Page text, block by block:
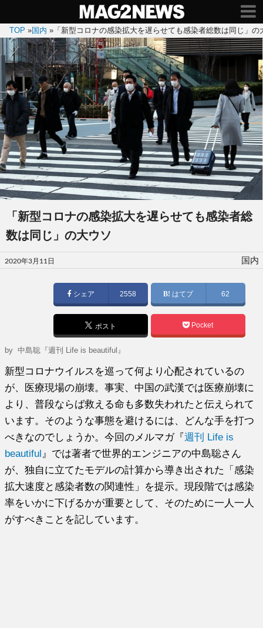
TOP »国内 » 「新型コロナの感染拡大を遅らせても感染者総数は同じ」の
「新型コロナの感染拡大を遅らせても感染者総
数は同じ」の大ウソ
投
稿
2020年3月11日 国内
シェア 2558 はてブ 62
ポスト Pocket
by中島聡『週刊 Life is beautiful』
新型コロナウイルスを巡って何より心配されているの
が、医療現場の崩壊。事実、中国の武漢では医療崩壊に
より、普段ならば救える命も多数失われたと伝えられて
います。そのような事態を避けるには、どんな手を打つ
べきなのでしょうか。今回のメルマガ『週刊 Life is
beautiful 』では著者で世界的エンジニアの中島聡さん
が、独自に立てたモデルの計算から導き出された「感染
拡大速度と感染者数の関連性」を提示。現段階では感染
率をいかに下げるかが重要として、そのために一人一人
がすべきことを記しています。